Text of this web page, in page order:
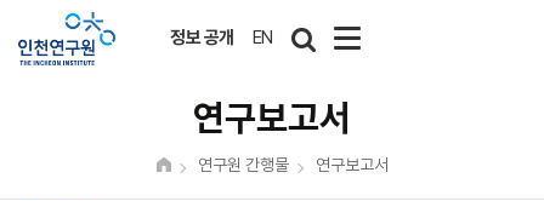
정보 공개 EN
연구보고서
연구원 간행물 연구보고서